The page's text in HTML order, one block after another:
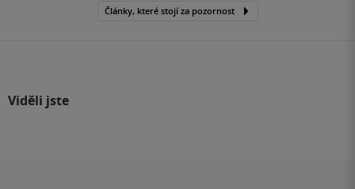
Články, které stojí za pozornost
Viděli jste